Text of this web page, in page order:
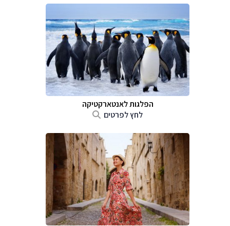
הפלגות לאנטארקטיקה
לחץ לפרטים